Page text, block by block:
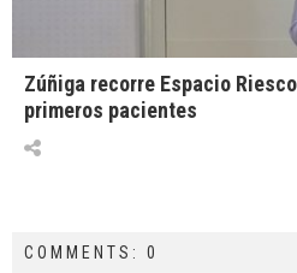
Zúñiga recorre Espacio
primeros pacientes
COMMENTS: 0